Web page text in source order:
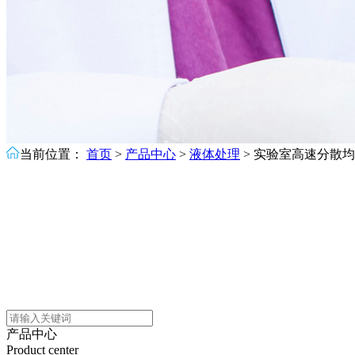
当前位置： 首页 > 产品中心 > 液体处理 > 实验室高速分散
产品中心
Product center